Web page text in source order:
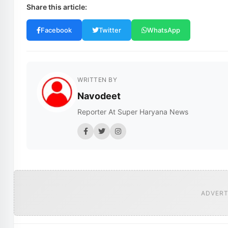
Share this article:
Facebook Twitter WhatsApp
WRITTEN BY
Navodeet
Reporter At Super Haryana News